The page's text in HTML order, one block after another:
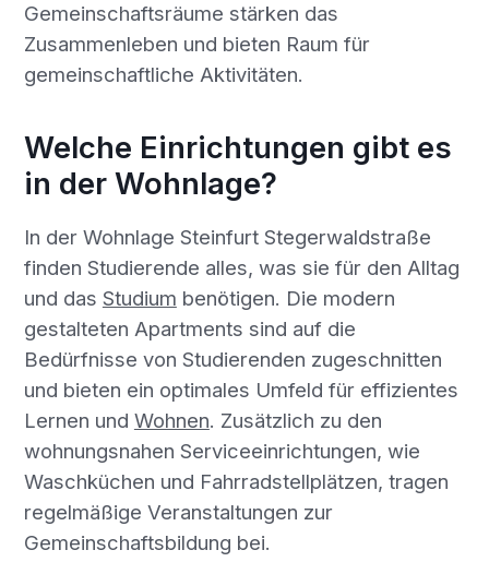
Gemeinschaftsräume stärken das
Zusammenleben und bieten Raum für
gemeinschaftliche Aktivitäten.
Welche Einrichtungen gibt es
in der Wohnlage?
In der Wohnlage Steinfurt Stegerwaldstraße
finden Studierende alles, was sie für den Alltag
und das Studium benötigen. Die modern
gestalteten Apartments sind auf die
Bedürfnisse von Studierenden zugeschnitten
und bieten ein optimales Umfeld für effizientes
Lernen und Wohnen. Zusätzlich zu den
wohnungsnahen Serviceeinrichtungen, wie
Waschküchen und Fahrradstellplätzen, tragen
regelmäßige Veranstaltungen zur
Gemeinschaftsbildung bei.